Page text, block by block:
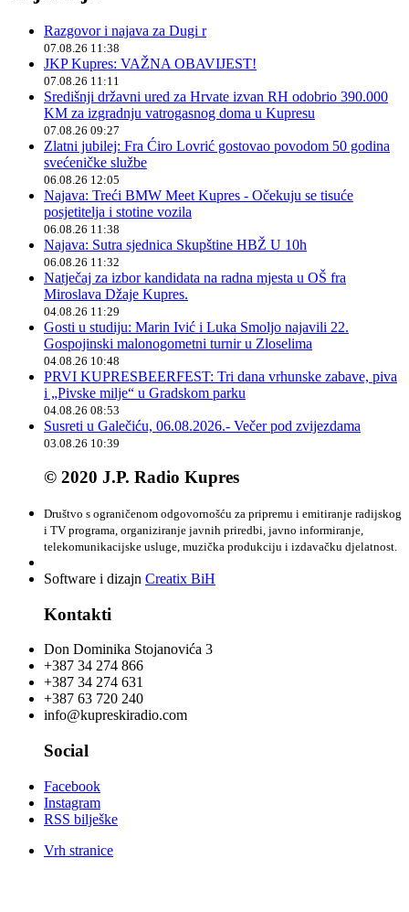
Razgovor i najava za Dugi r
07.08.26 11:38
JKP Kupres: VAŽNA OBAVIJEST!
07.08.26 11:11
Središnji državni ured za Hrvate izvan RH odobrio 390.000
KM za izgradnju vatrogasnog doma u Kupresu
07.08.26 09:27
Zlatni jubilej: Fra Ćiro Lovrić gostovao povodom 50 godina
svećeničke službe
06.08.26 12:05
Najava: Treći BMW Meet Kupres - Očekuju se tisuće
posjetitelja i stotine vozila
06.08.26 11:38
Najava: Sutra sjednica Skupštine HBŽ U 10h
06.08.26 11:32
Natječaj za izbor kandidata na radna mjesta u OŠ fra
Miroslava Džaje Kupres.
04.08.26 11:29
Gosti u studiju: Marin Ivić i Luka Smoljo najavili 22.
Gospojinski malonogometni turnir u Zloselima
04.08.26 10:48
PRVI KUPRESBEERFEST: Tri dana vrhunske zabave, piva
i „Pivske milje“ u Gradskom parku
04.08.26 08:53
Susreti u Galečiću, 06.08.2026.- Večer pod zvijezdama
03.08.26 10:39
© 2020 J.P. Radio Kupres
Društvo s ograničenom odgovornošću za pripremu i emitiranje radijskog
i TV programa, organiziranje javnih priredbi, javno informiranje,
telekomunikacijske usluge, muzička produkciju i izdavačku djelatnost.
Software i dizajn Creatix BiH
Kontakti
Don Dominika Stojanovića 3
+387 34 274 866
+387 34 274 631
+387 63 720 240
info@kupreskiradio.com
Social
Facebook
Instagram
RSS bilješke
Vrh stranice